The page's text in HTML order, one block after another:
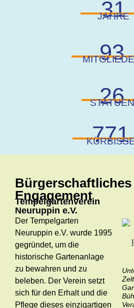
31
JAHRE
93
26
STATUEN
771
Bürgerschaftliches
Engagement
Tempelgartenverein
Neuruppin e.V.
Der Tempelgarten
Neuruppin e.V. wurde 1995
gegründet, um die
historische Gartenanlage
zu bewahren und zu
beleben. Der Verein setzt
sich für den Erhalt und die
Pflege dieses einzigartigen